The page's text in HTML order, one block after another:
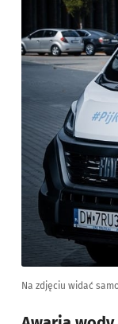
Na zdjęciu widać